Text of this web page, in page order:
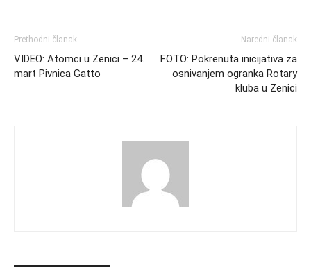
Prethodni članak
VIDEO: Atomci u Zenici – 24.
mart Pivnica Gatto
Naredni članak
FOTO: Pokrenuta inicijativa za
osnivanjem ogranka Rotary
kluba u Zenici